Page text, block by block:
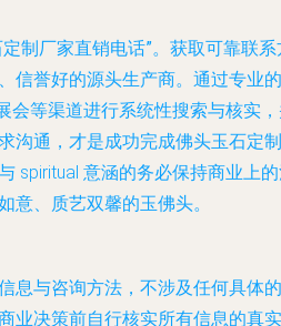
制厂家直销电话”。获取可靠联系
信誉好的源头生产商。通过专业的
会等渠道进行系统性搜索与核实
沟通，才是成功完成佛头玉石定制
spiritual 意涵的务必保持商业上
意、质艺双馨的玉佛头。
息与咨询方法，不涉及任何具体的
业决策前自行核实所有信息的真实